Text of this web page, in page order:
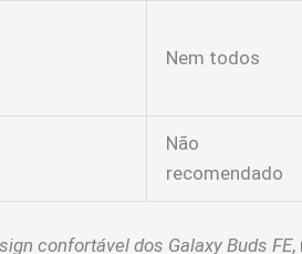
Nem todos
Não
recomendado
confortável dos Galaxy Buds FE,